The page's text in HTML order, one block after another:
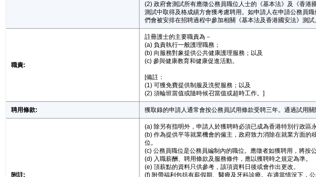
(2) 政府會測試所有應徵公務員職位人士的《基本法》及《香港
測試中取得及格成績方會獲考慮聘用。如申請人在申請公務員
們會被安排在招聘過程中參加相關《基本法及香港國安法》測試
職責:
註冊護士的主要職責為－
(a) 負責執行一般護理職務；
(b) 向服務對象提供公共健康護理服務；以及
(c) 參與健康教育和健康促進活動。
[備註：
(1) 可獲免費提供制服及洗熨服務；以及
(2) 須輪班當值或隨時候召當值或超時工作。]
聘用條款: 獲取錄的申請人通常會按公務員試用條款受聘三年。通過試用
附註:
(a) 除另有指明外，申請人於獲聘時必須已成為香港特別行政區
(b) 作為提供平等就業機會的僱主，政府致力消除在就業方面
位。
(c) 公務員職位是公務員編制內的職位。應徵者如獲聘用，將按
(d) 入職薪酬、聘用條款及服務條件，應以獲聘時之規定為準。
(e) 頂薪點的資料只供參考，該項資料日後或會作出更改。
(f) 附帶福利包括有薪假期、醫療及牙科診療。在適當情況下，公